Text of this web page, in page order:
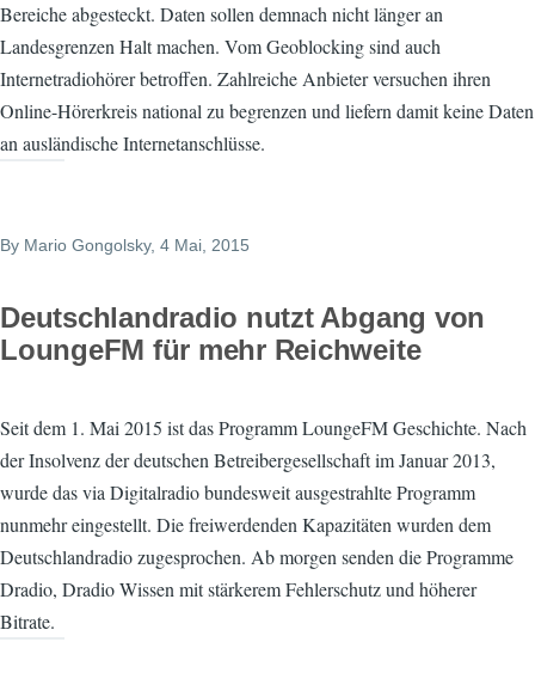
Bereiche abgesteckt. Daten sollen demnach nicht länger an
Landesgrenzen Halt machen. Vom Geoblocking sind auch
Internetradiohörer betroffen. Zahlreiche Anbieter versuchen ihren
Online-Hörerkreis national zu begrenzen und liefern damit keine Daten
an ausländische Internetanschlüsse.
By Mario Gongolsky, 4 Mai, 2015
Deutschlandradio nutzt Abgang von
LoungeFM für mehr Reichweite
Seit dem 1. Mai 2015 ist das Programm LoungeFM Geschichte. Nach
der Insolvenz der deutschen Betreibergesellschaft im Januar 2013,
wurde das via Digitalradio bundesweit ausgestrahlte Programm
nunmehr eingestellt. Die freiwerdenden Kapazitäten wurden dem
Deutschlandradio zugesprochen. Ab morgen senden die Programme
Dradio, Dradio Wissen mit stärkerem Fehlerschutz und höherer
Bitrate.